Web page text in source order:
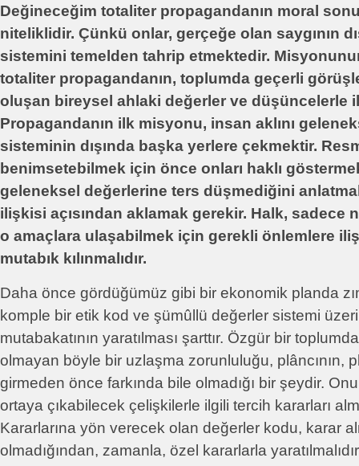
Değineceğim totaliter propagandanın moral
niteliklidir. Çünkü onlar, gerçeğe olan saygının
sistemini temelden tahrip etmektedir.
totaliter propagandanın, toplumda geçerli
oluşan bireysel ahlaki değerler ve düşüncelerle
Propagandanın ilk misyonu, insan aklını
sisteminin dışında başka yerlere çekmektir.
benimsetebilmek için önce onları haklı
geleneksel değerlerine ters düşmediğini
ilişkisi açısından aklamak gerekir. Halk, sadece
o amaçlara ulaşabilmek için gerekli önlemlere
mutabık kılınmalıdır.
Daha önce gördüğümüz gibi bir ekonomik planda
komple bir etik kod ve şümûllü değerler sistemi
mutabakatının yaratılması şarttır. Özgür bir
olmayan böyle bir uzlaşma zorunluluğu, plâncının,
girmeden önce farkında bile olmadığı bir şeydir.
ortaya çıkabilecek çelişkilerle ilgili tercih kararları
Kararlarına yön verecek olan değerler kodu, karar
olmadığından, zamanla, özel kararlarla